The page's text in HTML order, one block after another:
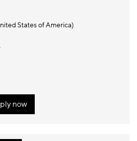
States of America)
now